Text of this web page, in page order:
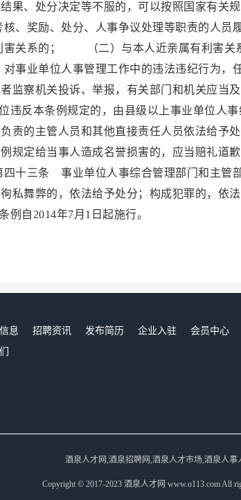
、处分决定等不服的，可以按照国家有关
奖励、处分、人事争议处理等职责的人员
害关系的； （二）与本人近亲属有利害
业单位人事管理工作中的违法违纪行为，
者监察机关投诉、举报，有关部门和机关
条例规定的，由县级以上事业单位人事
负责的主管人员和其他直接责任人员依法给
定给当事人造成名誉损害的，应当赔礼道
三条 事业单位人事综合管理部门和主管
私舞弊的，依法给予处分；构成犯罪的，依
年7月1日起施行。
息 招聘资讯 发布简历 企业入驻 会员中心
酒泉人才网,酒泉招聘网,酒泉人才市场,酒泉人事
Copyright © 2017-2023 酒泉人才网 www.o113.com All